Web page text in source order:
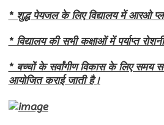
* शुद्ध पेयजल के लिए विद्यालय में आरओ
* विद्यालय की सभी कक्षाओं में पर्याप्त
* बच्चों के सर्वांगीण विकास के लिए समय
आयोजित कराई जाती है।